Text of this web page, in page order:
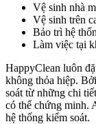
Vệ sinh nhà
Vệ sinh trên
Bảo trì hệ
Làm việc tại
HappyClean luôn
không thỏa hiệp.
soát từ những chi
có thể chứng minh.
hệ thống kiểm soát.